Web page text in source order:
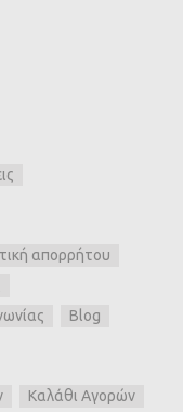
απορρήτου
Blog
Καλάθι Αγορών